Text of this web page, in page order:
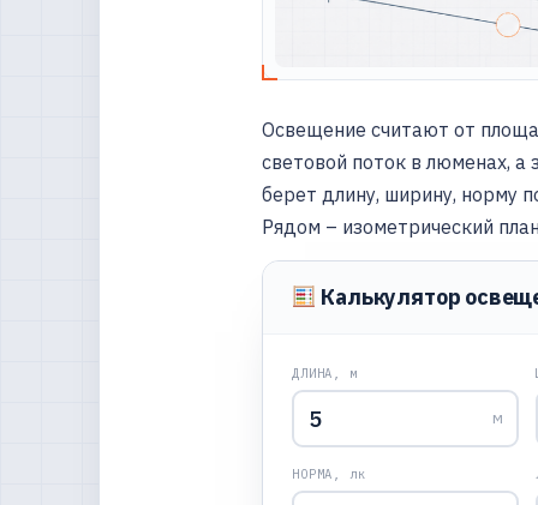
Освещение считают от
световой поток в люменах, а
берет длину, ширину, норму
Рядом – изометрический
Калькулятор
ДЛИНА, м
м
НОРМА, лк